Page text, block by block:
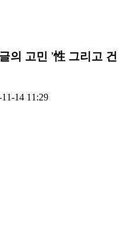
의 고민 '性 그리고 건
14 11:29